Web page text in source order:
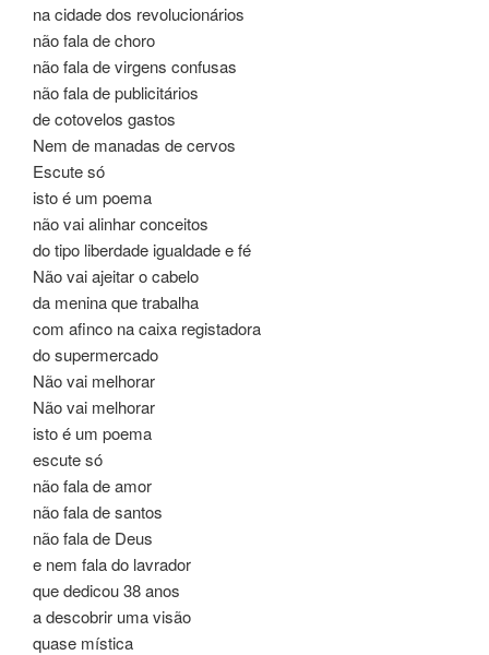
na cidade dos revolucionários
não fala de choro
não fala de virgens confusas
não fala de publicitários
de cotovelos gastos
Nem de manadas de cervos
Escute só
isto é um poema
não vai alinhar conceitos
do tipo liberdade igualdade e fé
Não vai ajeitar o cabelo
da menina que trabalha
com afinco na caixa registadora
do supermercado
Não vai melhorar
Não vai melhorar
isto é um poema
escute só
não fala de amor
não fala de santos
não fala de Deus
e nem fala do lavrador
que dedicou 38 anos
a descobrir uma visão
quase mística